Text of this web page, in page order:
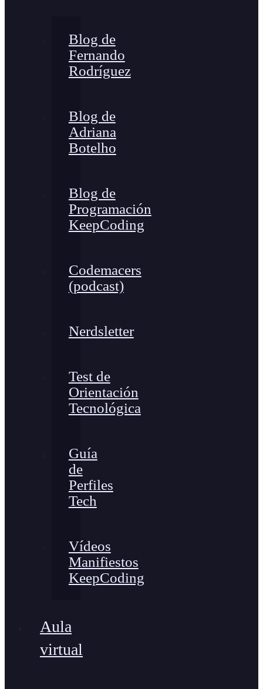
Blog de
Fernando
Rodríguez
Blog de
Adriana
Botelho
Blog de
Programación
KeepCoding
Codemacers
(podcast)
Nerdsletter
Test de
Orientación
Tecnológica
Guía
de
Perfiles
Tech
Vídeos
Manifiestos
KeepCoding
Aula
virtual